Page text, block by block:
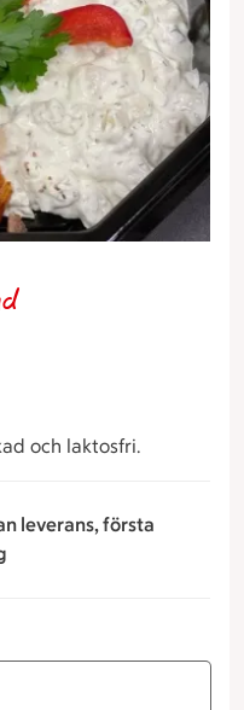
och laktosfri.
leverans, första